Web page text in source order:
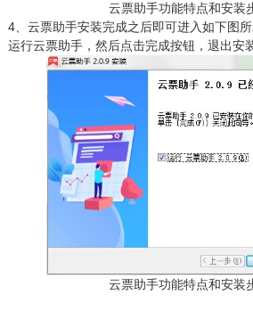
云票助手功能特点和安装
4、云票助手安装完成之后即可进入如下图
运行云票助手，然后点击完成按钮，退出安
云票助手功能特点和安装